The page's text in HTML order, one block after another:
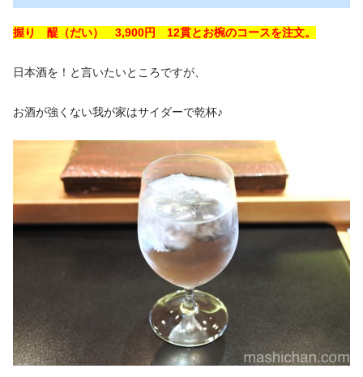
握り 醍（だい） 3,900円 12貫とお椀のコースを注文。
日本酒を！と言いたいところですが、
お酒が強くない我が家はサイダーで乾杯♪